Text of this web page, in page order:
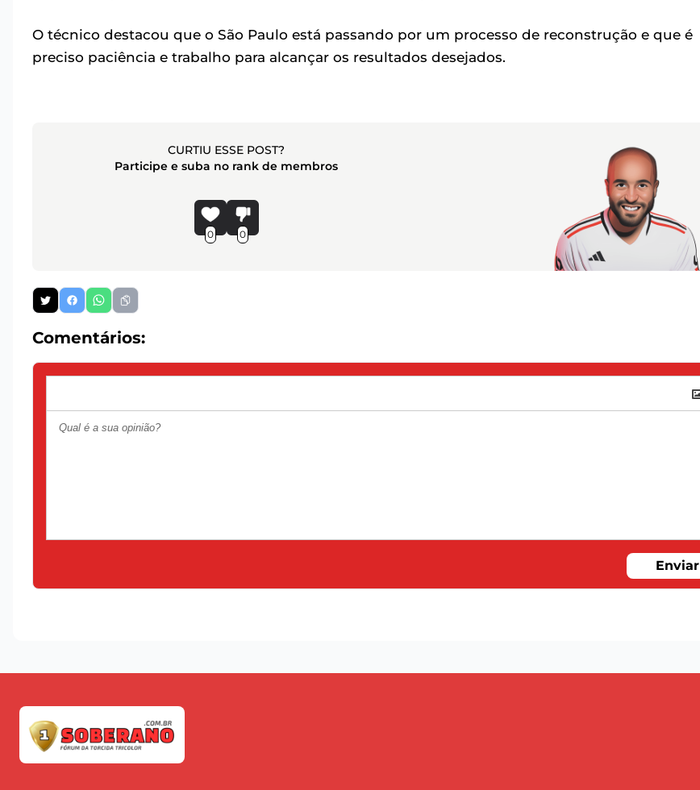
O técnico destacou que o São Paulo está passando por um processo de reconstrução e que é
preciso paciência e trabalho para alcançar os resultados desejados.
CURTIU ESSE POST?
Participe e suba no rank de membros
0 0
Comentários:
Enviar